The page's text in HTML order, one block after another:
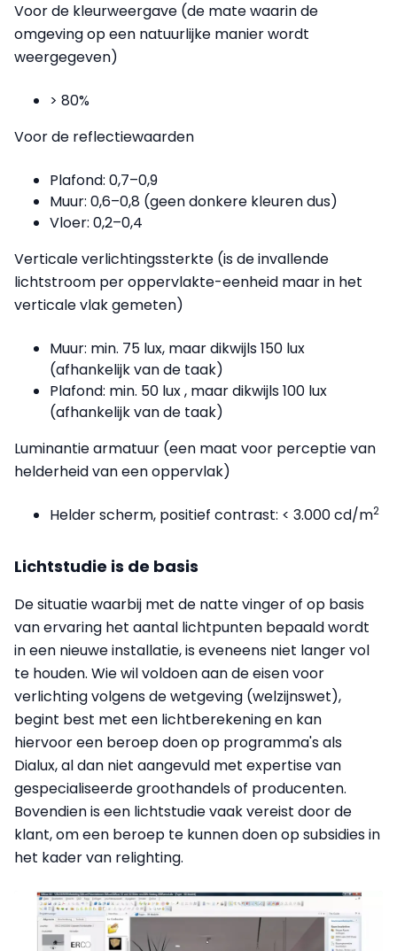
Voor de kleurweergave (de mate waarin de
omgeving op een natuurlijke manier wordt
weergegeven)
> 80%
Voor de reflectiewaarden
Plafond: 0,7–0,9
Muur: 0,6–0,8 (geen donkere kleuren dus)
Vloer: 0,2–0,4
Verticale verlichtingssterkte (is de invallende
lichtstroom per oppervlakte-eenheid maar in het
verticale vlak gemeten)
Muur: min. 75 lux, maar dikwijls 150 lux
(afhankelijk van de taak)
Plafond: min. 50 lux , maar dikwijls 100 lux
(afhankelijk van de taak)
Luminantie armatuur (een maat voor perceptie van
helderheid van een oppervlak)
Helder scherm, positief contrast: < 3.000 cd/m2
Lichtstudie is de basis
De situatie waarbij met de natte vinger of op basis
van ervaring het aantal lichtpunten bepaald wordt
in een nieuwe installatie, is eveneens niet langer vol
te houden. Wie wil voldoen aan de eisen voor
verlichting volgens de wetgeving (welzijnswet),
begint best met een lichtberekening en kan
hiervoor een beroep doen op programma's als
Dialux, al dan niet aangevuld met expertise van
gespecialiseerde groothandels of producenten.
Bovendien is een lichtstudie vaak vereist door de
klant, om een beroep te kunnen doen op subsidies in
het kader van relighting.